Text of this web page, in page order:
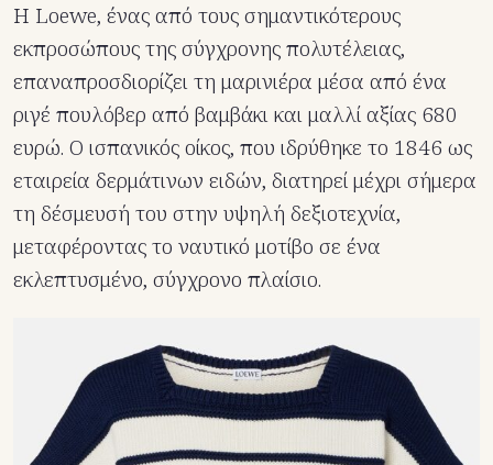
Η Loewe, ένας από τους σημαντικότερους
εκπροσώπους της σύγχρονης πολυτέλειας,
επαναπροσδιορίζει τη μαρινιέρα μέσα από ένα
ριγέ πουλόβερ από βαμβάκι και μαλλί αξίας 680
ευρώ. Ο ισπανικός οίκος, που ιδρύθηκε το 1846 ως
εταιρεία δερμάτινων ειδών, διατηρεί μέχρι σήμερα
τη δέσμευσή του στην υψηλή δεξιοτεχνία,
μεταφέροντας το ναυτικό μοτίβο σε ένα
εκλεπτυσμένο, σύγχρονο πλαίσιο.